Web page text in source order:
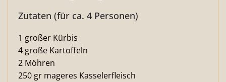
Zutaten (für ca. 4 Personen)
1 großer Kürbis
4 große Kartoffeln
2 Möhren
250 gr mageres Kasselerfleisch